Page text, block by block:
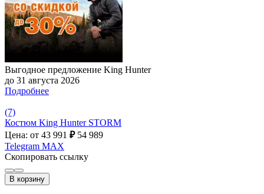
Выгодное предложение King Hunter
до 31 августа 2026
Подробнее
(7)
Костюм King Hunter STORM
Цена: от 43 991 ₽ 54 989
Telegram MAX
Скопировать ссылку
В корзину